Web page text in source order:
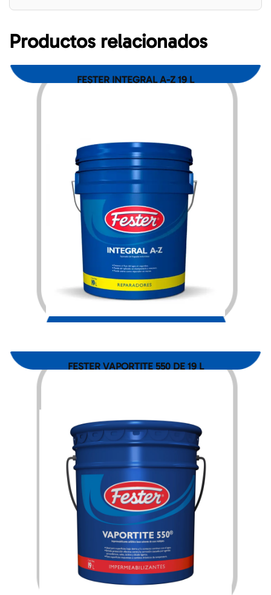
Productos relacionados
FESTER INTEGRAL A-Z 19 L
$3,960.00
FESTER VAPORTITE 550 DE 19 L
2,934.00